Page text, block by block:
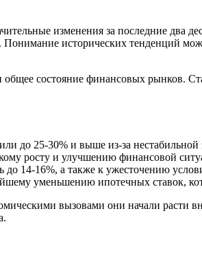
изменения за последние два
исторических тенденций
состояние финансовых рынков.
до 25-30% и выше из-за нестабильной
росту и улучшению финансовой
14-16%, а также к ужесточению
уменьшению ипотечных ставок,
вызовами они начали расти